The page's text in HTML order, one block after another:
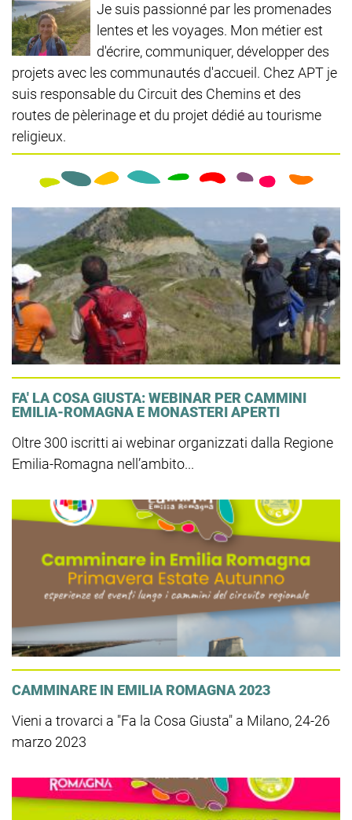
Je suis passionné par les promenades
lentes et les voyages. Mon métier est
d'écrire, communiquer, développer des
projets avec les communautés d'accueil. Chez APT je
suis responsable du Circuit des Chemins et des
routes de pèlerinage et du projet dédié au tourisme
religieux.
FA' LA COSA GIUSTA: WEBINAR PER CAMMINI
EMILIA-ROMAGNA E MONASTERI APERTI
Oltre 300 iscritti ai webinar organizzati dalla Regione
Emilia-Romagna nell’ambito...
CAMMINARE IN EMILIA ROMAGNA 2023
Vieni a trovarci a "Fa la Cosa Giusta" a Milano, 24-26
marzo 2023